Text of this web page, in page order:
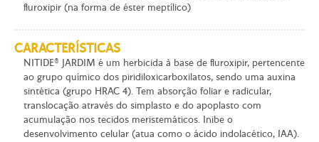
fluroxipir (na forma de éster meptílico)
CARACTERÍSTICAS
NITIDE® JARDIM é um herbicida à base de fluroxipir, pertencente
ao grupo químico dos piridiloxicarboxilatos, sendo uma auxina
sintética (grupo HRAC 4). Tem absorção foliar e radicular,
translocação através do simplasto e do apoplasto com
acumulação nos tecidos meristemáticos. Inibe o
desenvolvimento celular (atua como o ácido indolacético, IAA).